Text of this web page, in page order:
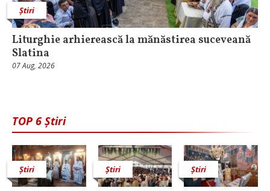
Știri
Liturghie arhierească la mănăstirea suceveană
Slatina
07 Aug, 2026
TOP 6 Știri
Știri Știri Știri